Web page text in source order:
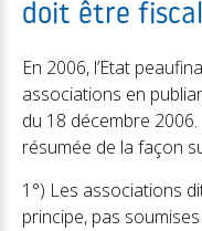
doit être
En 2006, l’Etat
associations en
du 18 décembre
résumée de la façon
1°) Les associations
principe, pas